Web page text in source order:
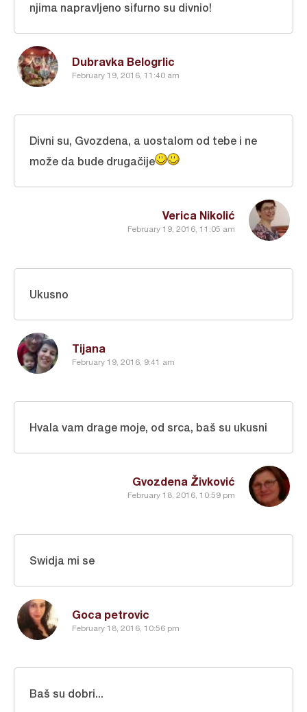
Dubravka Belogrlic
February 19, 2016, 11:40 am
njima napravljeno sifurno su divnio!
Verica Nikolić
February 19, 2016, 11:05 am
Divni su, Gvozdena, a uostalom od tebe i ne
može da bude drugačije
Tijana
February 19, 2016, 9:41 am
Ukusno
Gvozdena Živković
February 18, 2016, 10:59 pm
Hvala vam drage moje, od srca, baš su ukusni
Goca petrovic
February 18, 2016, 10:56 pm
Swidja mi se
Baš su dobri...